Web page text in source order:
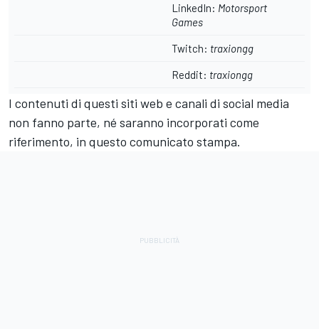
LinkedIn: Motorsport
Games
Twitch: traxiongg
Reddit: traxiongg
I contenuti di questi siti web e canali di social media
non fanno parte, né saranno incorporati come
riferimento, in questo comunicato stampa.